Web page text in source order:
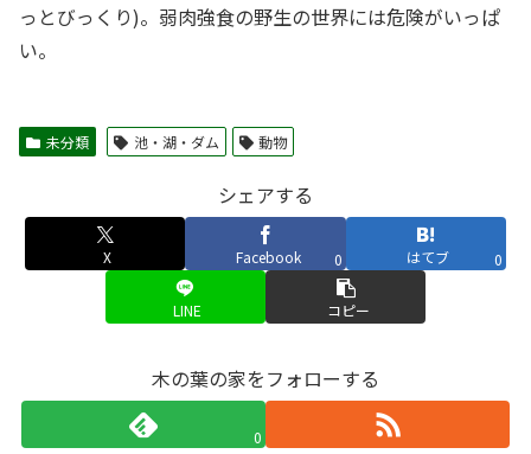
っとびっくり)。弱肉強食の野生の世界には危険がいっぱ
い。
未分類 池・湖・ダム 動物
シェアする
X Facebook 0 はてブ 0
LINE コピー
木の葉の家をフォローする
0